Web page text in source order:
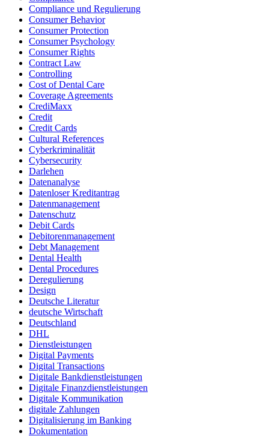
Compliance und Regulierung
Consumer Behavior
Consumer Protection
Consumer Psychology
Consumer Rights
Contract Law
Controlling
Cost of Dental Care
Coverage Agreements
CrediMaxx
Credit
Credit Cards
Cultural References
Cyberkriminalität
Cybersecurity
Darlehen
Datenanalyse
Datenloser Kreditantrag
Datenmanagement
Datenschutz
Debit Cards
Debitorenmanagement
Debt Management
Dental Health
Dental Procedures
Deregulierung
Design
Deutsche Literatur
deutsche Wirtschaft
Deutschland
DHL
Dienstleistungen
Digital Payments
Digital Transactions
Digitale Bankdienstleistungen
Digitale Finanzdienstleistungen
Digitale Kommunikation
digitale Zahlungen
Digitalisierung im Banking
Dokumentation